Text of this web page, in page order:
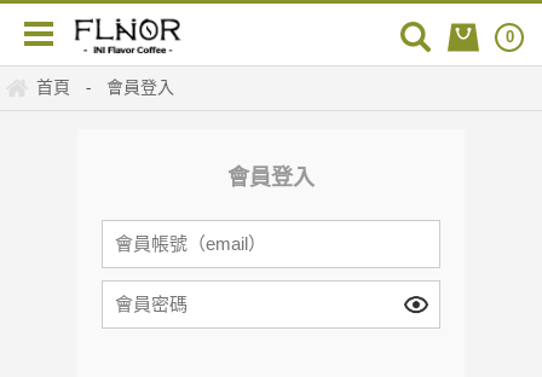
0
首頁 - 會員登入
會員登入